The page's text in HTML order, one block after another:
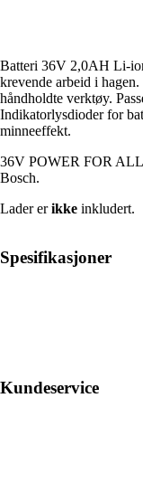
Batteri 36V 2,0AH Li-
krevende arbeid i
håndholdte verktøy.
Indikatorlysdioder for
minneeffekt.
36V POWER FOR ALL
Bosch.
Lader erikke inkludert.
Spesifikasjoner
Kundeservice